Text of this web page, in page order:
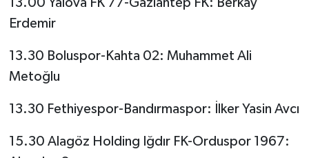
Erdemir
13.30 Boluspor-Kahta 02: Muhammet Ali
Metoğlu
13.30 Fethiyespor-Bandırmaspor: İlker Yasin Avcı
15.30 Alagöz Holding Iğdır FK-Orduspor 1967:
Türkiye
Video Haber